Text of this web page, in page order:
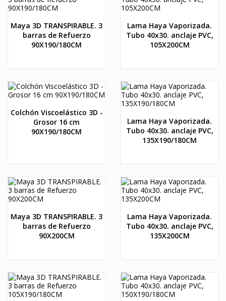
Maya 3D TRANSPIRABLE. 3
barras de Refuerzo
90X190/180CM
Lama Haya Vaporizada.
Tubo 40x30. anclaje PVC,
105X200CM
Colchón Viscoelástico 3D -
Grosor 16 cm
90X190/180CM
Lama Haya Vaporizada.
Tubo 40x30. anclaje PVC,
135X190/180CM
Maya 3D TRANSPIRABLE. 3
barras de Refuerzo
90X200CM
Lama Haya Vaporizada.
Tubo 40x30. anclaje PVC,
135X200CM